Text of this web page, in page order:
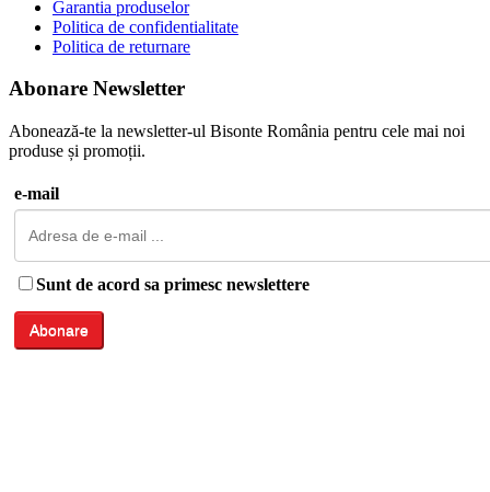
Garantia produselor
Politica de confidentialitate
Politica de returnare
Abonare Newsletter
Abonează-te la newsletter-ul Bisonte România pentru cele mai noi
produse și promoții.
e-mail
Sunt de acord sa primesc newslettere